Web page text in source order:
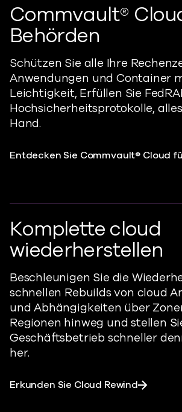
Commvault®
Behörden
Schützen Sie alle Ihre
Anwendungen und Container
Leichtigkeit, Erfüllen Sie
Hochsicherheitsprotokolle,
Hand.
Entdecken Sie Commvault® Cloud
Komplette cloud
wiederherstellen
Beschleunigen Sie die
schnellen Rebuilds von cloud
und Abhängigkeiten über
Regionen hinweg und stellen
Geschäftsbetrieb schneller
her.
Erkunden Sie Cloud Rewind